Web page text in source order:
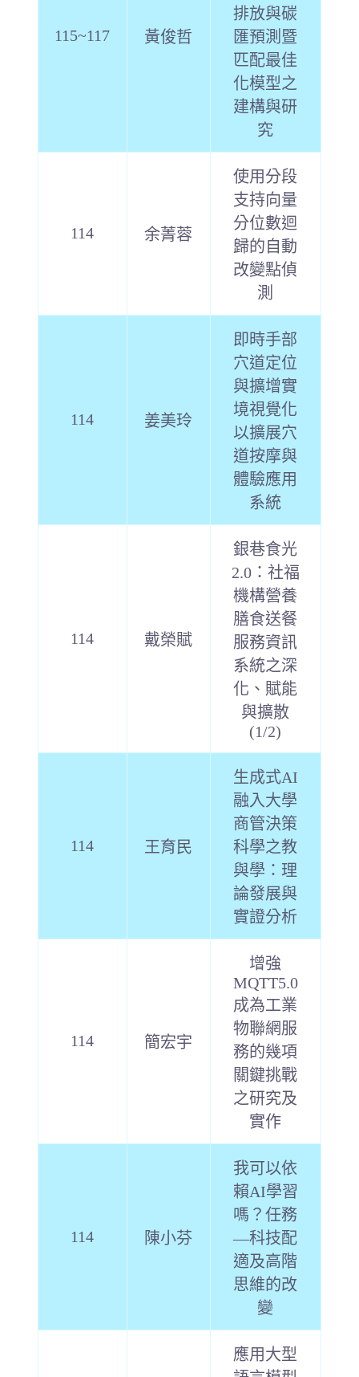
115~117 黃俊哲
排放與碳
匯預測暨
匹配最佳
化模型之
建構與研
究
114 余菁蓉
使用分段
支持向量
分位數迴
歸的自動
改變點偵
測
114 姜美玲
即時手部
穴道定位
與擴增實
境視覺化
以擴展穴
道按摩與
體驗應用
系統
114 戴榮賦
銀巷食光
2.0：社福
機構營養
膳食送餐
服務資訊
系統之深
化、賦能
與擴散
(1/2)
114 王育民
生成式AI
融入大學
商管決策
科學之教
與學：理
論發展與
實證分析
114 簡宏宇
增強
MQTT5.0
成為工業
物聯網服
務的幾項
關鍵挑戰
之研究及
實作
114 陳小芬
我可以依
賴AI學習
嗎？任務
—科技配
適及高階
思維的改
變
應用大型